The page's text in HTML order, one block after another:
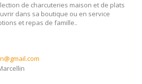
de charcuteries maison et de plats
dans sa boutique ou en service
et repas de famille..